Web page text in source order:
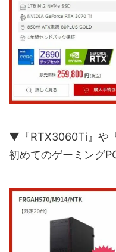
▼『RTX3060Ti』や
初めてのゲーミング